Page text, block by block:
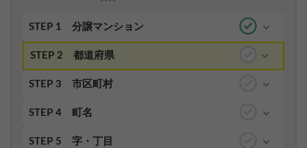
STEP 1 分譲マンション
STEP 2 都道府県
STEP 3 市区町村
STEP 4 町名
STEP 5 字・丁目